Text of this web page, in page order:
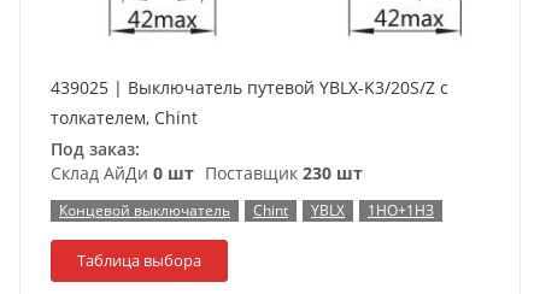
439025 | Выключатель путевой YBLX-K3/20S/Z с
толкателем, Chint
Под заказ:
Склад АйДи 0 шт Поставщик 230 шт
Концевой выключатель Chint YBLX 1НО+1НЗ
Таблица выбора